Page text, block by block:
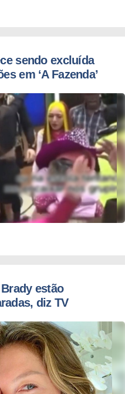
sendo excluída
em ‘A Fazenda’
estão
diz TV